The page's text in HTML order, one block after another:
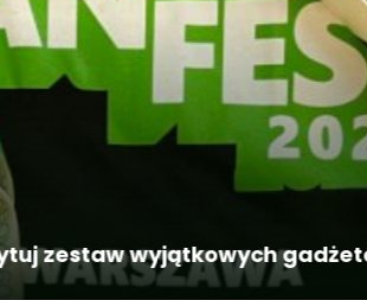
Aktualizacja gier w Xbox